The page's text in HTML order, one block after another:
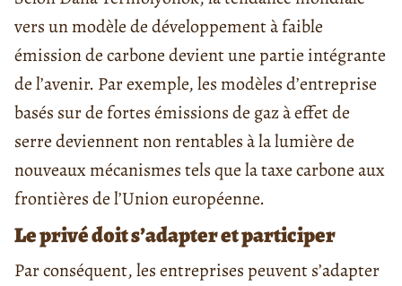
vers un modèle de développement à faible
émission de carbone devient une partie intégrante
de l’avenir. Par exemple, les modèles d’entreprise
basés sur de fortes émissions de gaz à effet de
serre deviennent non rentables à la lumière de
nouveaux mécanismes tels que la taxe carbone aux
frontières de l’Union européenne.
Le privé doit s’adapter et participer
Par conséquent, les entreprises peuvent s’adapter